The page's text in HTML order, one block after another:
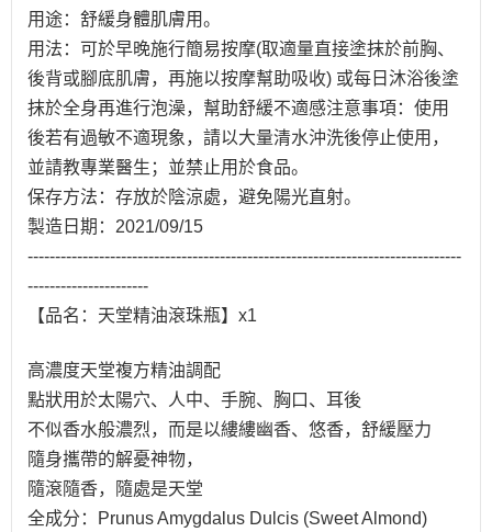
用途：舒緩身體肌膚用。
用法：可於早晚施行簡易按摩(取適量直接塗抹於前胸、
後背或腳底肌膚，再施以按摩幫助吸收) 或每日沐浴後塗
抹於全身再進行泡澡，幫助舒緩不適感注意事項：使用
後若有過敏不適現象，請以大量清水沖洗後停止使用，
並請教專業醫生；並禁止用於食品。
保存方法：存放於陰涼處，避免陽光直射。
製造日期：2021/09/15
-------------------------------------------------------------------------------
----------------------
【品名：天堂精油滾珠瓶】x1
高濃度天堂複方精油調配
點狀用於太陽穴、人中、手腕、胸口、耳後
不似香水般濃烈，而是以縷縷幽香、悠香，舒緩壓力
隨身攜帶的解憂神物，
隨滾隨香，隨處是天堂
全成分：Prunus Amygdalus Dulcis (Sweet Almond)